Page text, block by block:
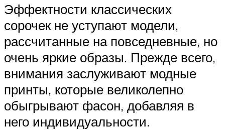
Эффектности классических
сорочек не уступают модели,
рассчитанные на повседневные, но
очень яркие образы. Прежде всего,
внимания заслуживают модные
принты, которые великолепно
обыгрывают фасон, добавляя в
него индивидуальности.